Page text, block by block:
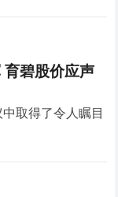
育碧股价应声
取得了令人瞩目